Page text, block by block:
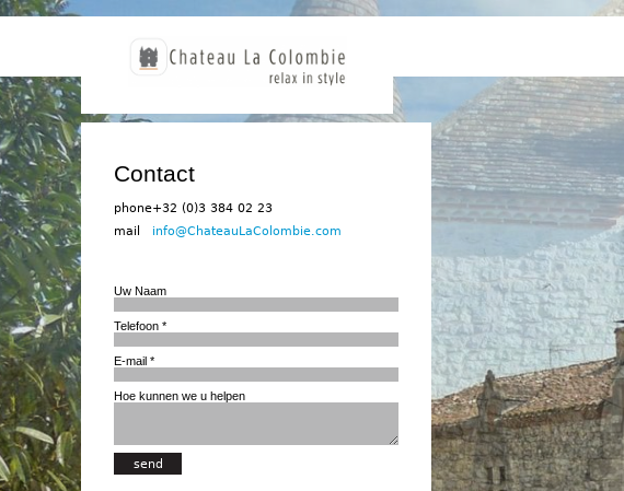
Contact
phone+32 (0)3 384 02 23
mail
info@ChateauLaColombie.com
Uw Naam
Telefoon*
E-mail*
Hoe kunnen we u helpen
Verticale tabs